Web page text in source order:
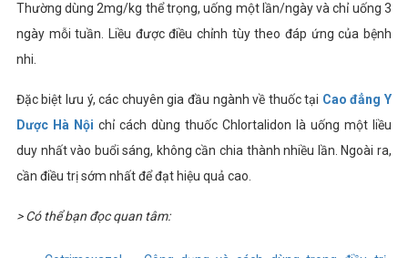
Thường dùng 2mg/kg thể trọng, uống một lần/ngày và chỉ uống 3
ngày mỗi tuần. Liều được điều chỉnh tùy theo đáp ứng của bệnh
nhi.
Đặc biệt lưu ý, các chuyên gia đầu ngành về thuốc tại Cao đẳng Y
Dược Hà Nội chỉ cách dùng thuốc Chlortalidon là uống một liều
duy nhất vào buổi sáng, không cần chia thành nhiều lần. Ngoài ra,
cần điều trị sớm nhất để đạt hiệu quả cao.
> Có thể bạn đọc quan tâm: